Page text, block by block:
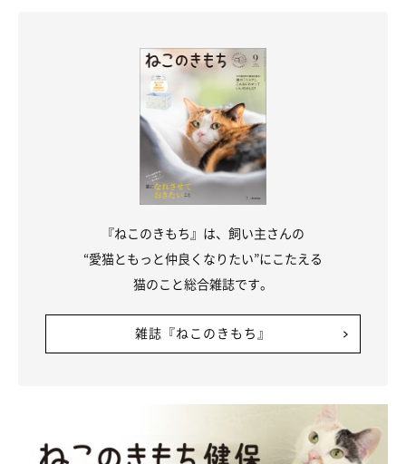
利益をもたらす存在”と認識しつつ、自分のペースを尊重してく
れる相手には心を開きやすいと考えられます」
猫によって真逆のタイプの人が好きなことがあるのはな
『ねこのきもち』は、飼い主さんの
“愛猫ともっと仲良くなりたい”にこたえる
猫のこと総合雑誌です。
雑誌『ねこのきもち』